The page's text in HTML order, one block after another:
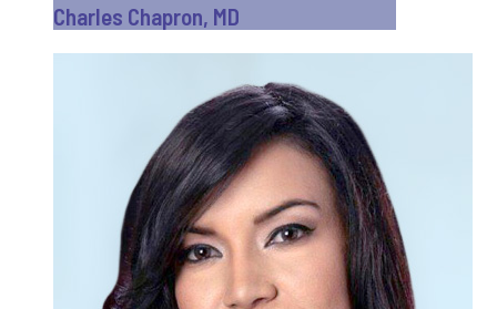
Charles Chapron, MD